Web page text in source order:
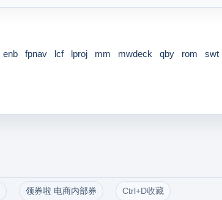
enb fpnav lcf lproj mm mwdeck qby rom swt
领券啦 电商内部券 Ctrl+D收藏